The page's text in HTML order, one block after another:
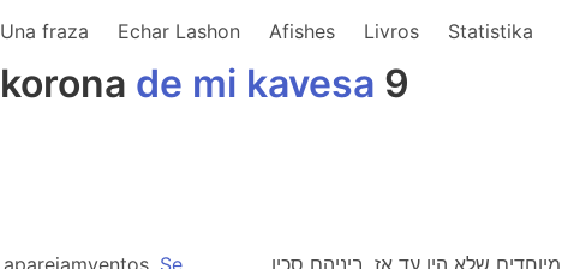
Una fraza Echar Lashon Afishes Livros Statistika
korona de mi kavesa 9
aparejamyentos. Se
שלא היו עד אז. ביניהם סכין